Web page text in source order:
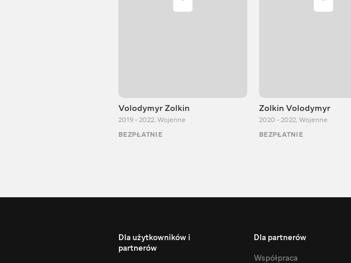
Volodymyr Zolkin
2019 - 2022, Wojenne
BEZPŁATNIE
Zolkin Volodymyr
2020 - 2022, Wojenne
BEZPŁATNIE
Dla użytkowników i
partnerów
Dla partnerów
Współpraca